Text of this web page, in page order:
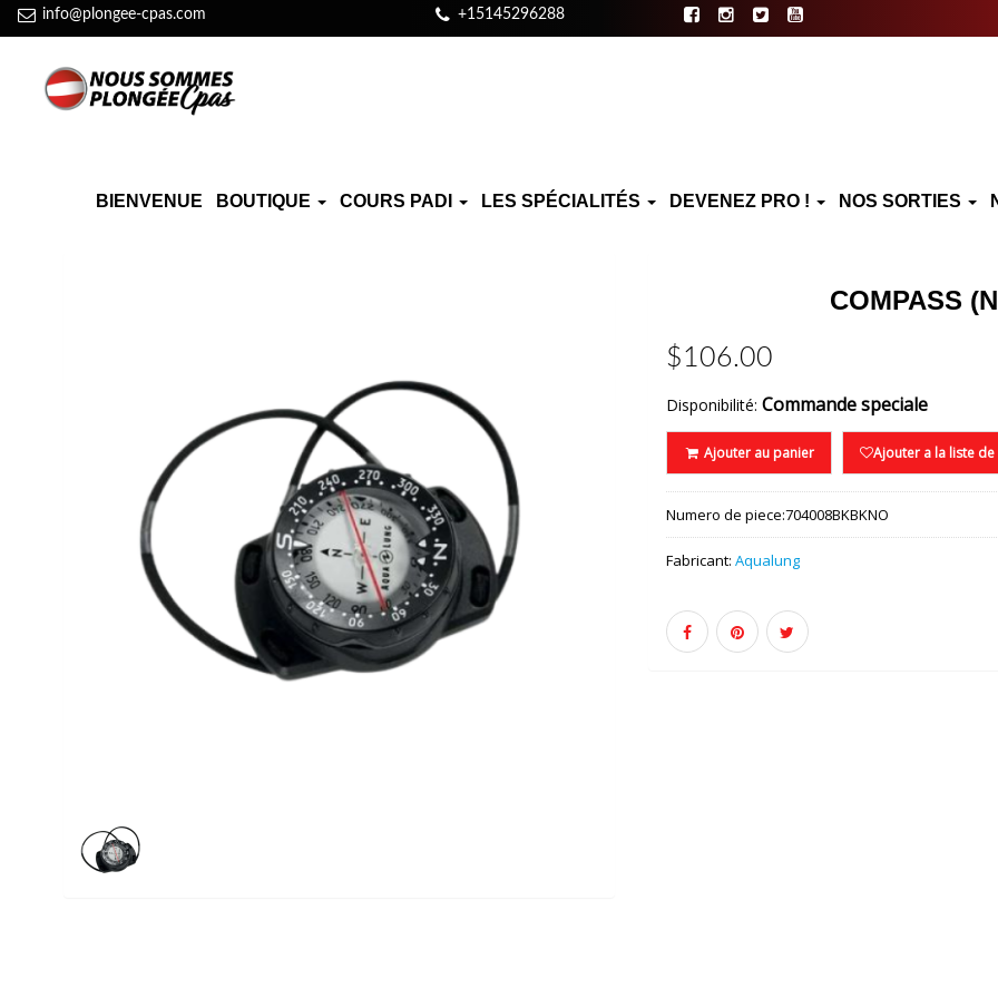
info@plongee-cpas.com +15145296288
BIENVENUE BOUTIQUE COURS PADI LES SPÉCIALITÉS DEVENEZ PRO ! NOS SORTIES
COMPASS
$106.00
Disponibilité: Commande speciale
Ajouter au panier Ajouter a la liste
Numero de piece:704008BKBKNO
Fabricant: Aqualung